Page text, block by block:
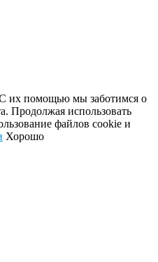
их помощью мы заботимся о
Продолжая использовать
файлов cookie и
Хорошо